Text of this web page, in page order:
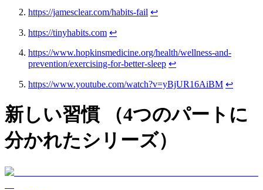
https://jamesclear.com/habits-fail ↩
https://tinyhabits.com ↩
https://www.hopkinsmedicine.org/health/wellness-and-
prevention/exercising-for-better-sleep ↩
https://www.youtube.com/watch?v=yBjUR16AiBM ↩
新しい習慣
（4つのパートに
分かれたシリーズ）